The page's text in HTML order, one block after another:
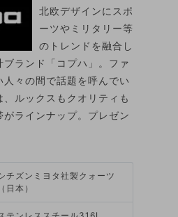
北欧デザインにスポ
ーツやミリタリー等
のトレンドを融合し
ランド「コプハ」。ファ
人々の間で話題を呼んでい
、ルックスもクオリティも
ラインナップ。プレゼン
チズンミヨタ社製クォーツ
（日本）